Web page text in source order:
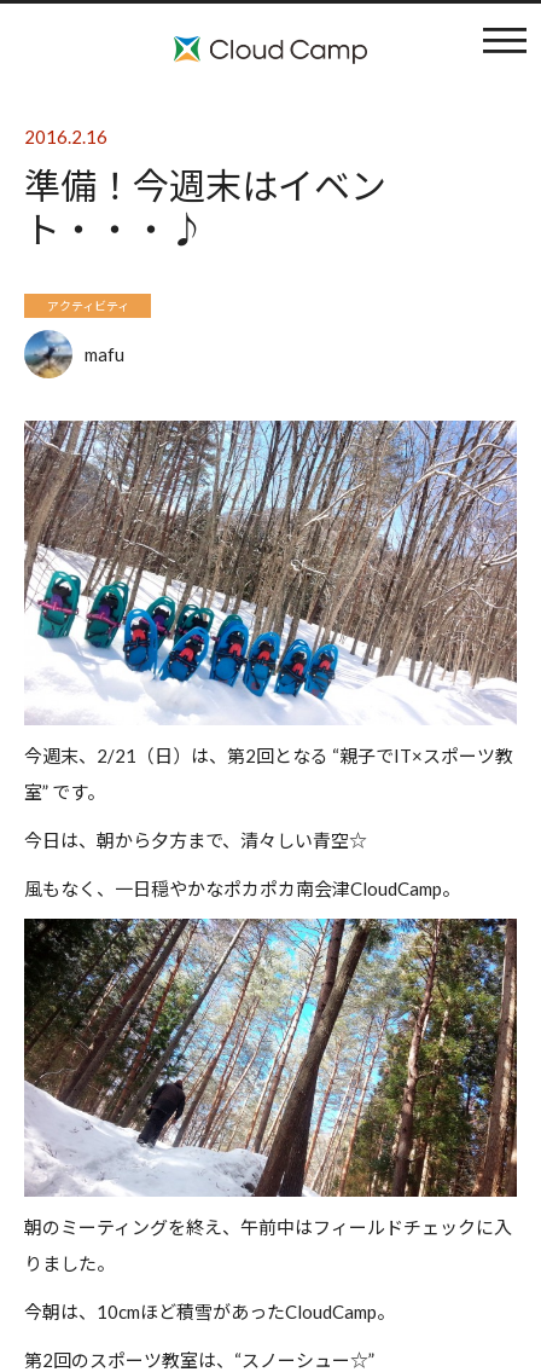
施設案内
ブログ
よくある質問
2016.2.16
準備！今週末はイベン
ト・・・♪
アクティビティ
mafu
今週末、2/21（日）は、第2回となる “親子でIT×スポーツ教
室” です。
今日は、朝から夕方まで、清々しい青空☆
風もなく、一日穏やかなポカポカ南会津CloudCamp。
朝のミーティングを終え、午前中はフィールドチェックに入
りました。
今朝は、10cmほど積雪があったCloudCamp。
第2回のスポーツ教室は、“スノーシュー☆”